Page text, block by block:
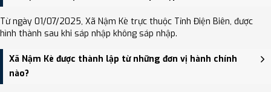
Từ ngày 01/07/2025, Xã Nậm Kè trực thuộc Tỉnh Điện Biên, được
hình thành sau khi sáp nhập không sáp nhập.
Xã Nậm Kè được thành lập từ những đơn vị hành chính
nào?